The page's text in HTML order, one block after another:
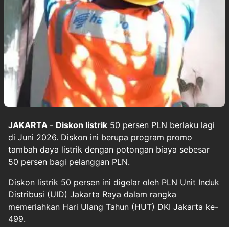
JAKARTA - Diskon listrik 50 persen PLN berlaku lagi
di Juni 2026. Diskon ini berupa program promo
tambah daya listrik dengan potongan biaya sebesar
50 persen bagi pelanggan PLN.
Diskon listrik 50 persen ini digelar oleh PLN Unit Induk
Distribusi (UID) Jakarta Raya dalam rangka
memeriahkan Hari Ulang Tahun (HUT) DKI Jakarta ke-
499.